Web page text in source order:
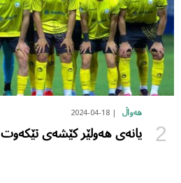
هەواڵ 2024-04-18
یانەی هەولێر کێشەی تێکەوت